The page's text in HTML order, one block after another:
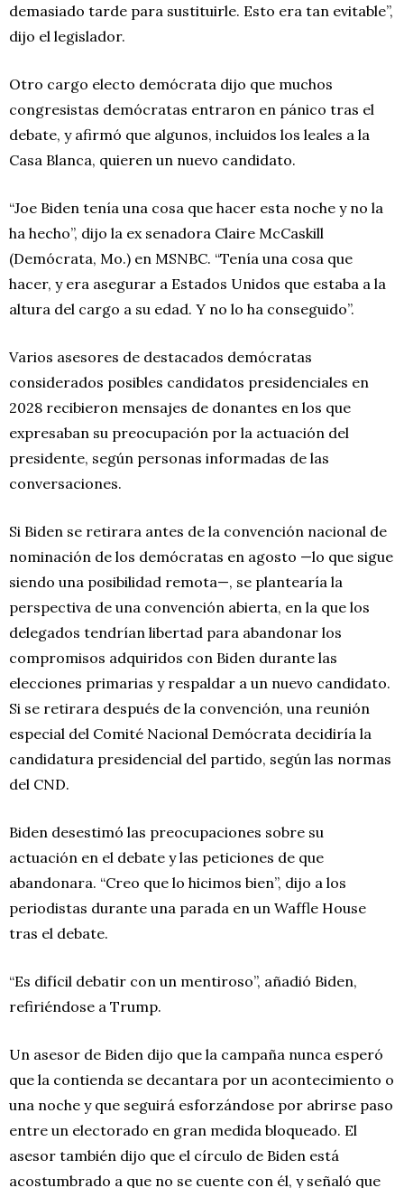
demasiado tarde para sustituirle. Esto era tan evitable”,
dijo el legislador.
Otro cargo electo demócrata dijo que muchos
congresistas demócratas entraron en pánico tras el
debate, y afirmó que algunos, incluidos los leales a la
Casa Blanca, quieren un nuevo candidato.
“Joe Biden tenía una cosa que hacer esta noche y no la
ha hecho”, dijo la ex senadora Claire McCaskill
(Demócrata, Mo.) en MSNBC. “Tenía una cosa que
hacer, y era asegurar a Estados Unidos que estaba a la
altura del cargo a su edad. Y no lo ha conseguido”.
Varios asesores de destacados demócratas
considerados posibles candidatos presidenciales en
2028 recibieron mensajes de donantes en los que
expresaban su preocupación por la actuación del
presidente, según personas informadas de las
conversaciones.
Si Biden se retirara antes de la convención nacional de
nominación de los demócratas en agosto —lo que sigue
siendo una posibilidad remota—, se plantearía la
perspectiva de una convención abierta, en la que los
delegados tendrían libertad para abandonar los
compromisos adquiridos con Biden durante las
elecciones primarias y respaldar a un nuevo candidato.
Si se retirara después de la convención, una reunión
especial del Comité Nacional Demócrata decidiría la
candidatura presidencial del partido, según las normas
del CND.
Biden desestimó las preocupaciones sobre su
actuación en el debate y las peticiones de que
abandonara. “Creo que lo hicimos bien”, dijo a los
periodistas durante una parada en un Waffle House
tras el debate.
“Es difícil debatir con un mentiroso”, añadió Biden,
refiriéndose a Trump.
Un asesor de Biden dijo que la campaña nunca esperó
que la contienda se decantara por un acontecimiento o
una noche y que seguirá esforzándose por abrirse paso
entre un electorado en gran medida bloqueado. El
asesor también dijo que el círculo de Biden está
acostumbrado a que no se cuente con él, y señaló que